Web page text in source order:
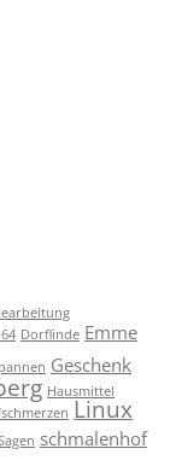
Dorflinde Emme
Geschenk
Hausmittel
Linux
schmalenhof